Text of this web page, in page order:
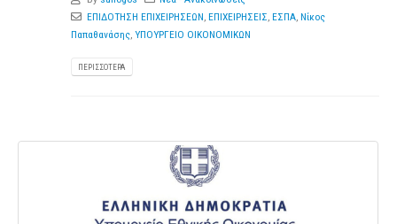
ΕΠΙΔΟΤΗΣΗ ΕΠΙΧΕΙΡΗΣΕΩΝ, ΕΠΙΧΕΙΡΗΣΕΙΣ, ΕΣΠΑ, Νίκος
Παπαθανάσης, ΥΠΟΥΡΓΕΙΟ ΟΙΚΟΝΟΜΙΚΩΝ
ΠΕΡΙΣΣΌΤΕΡΑ